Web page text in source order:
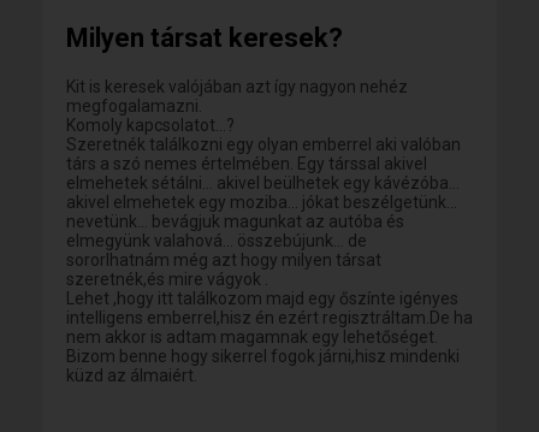
Milyen társat keresek?
Kit is keresek valójában azt így nagyon nehéz
megfogalamazni.
Komoly kapcsolatot...?
Szeretnék találkozni egy olyan emberrel aki valóban
társ a szó nemes értelmében. Egy társsal akivel
elmehetek sétálni... akivel beülhetek egy kávézóba...
akivel elmehetek egy moziba... jókat beszélgetünk...
nevetünk... bevágjuk magunkat az autóba és
elmegyünk valahová... összebújunk... de
sororlhatnám még azt hogy milyen társat
szeretnék,és mire vágyok .
Lehet ,hogy itt találkozom majd egy őszínte igényes
intelligens emberrel,hisz én ezért regisztráltam.De ha
nem akkor is adtam magamnak egy lehetőséget.
Bizom benne hogy sikerrel fogok járni,hisz mindenki
küzd az álmaiért.